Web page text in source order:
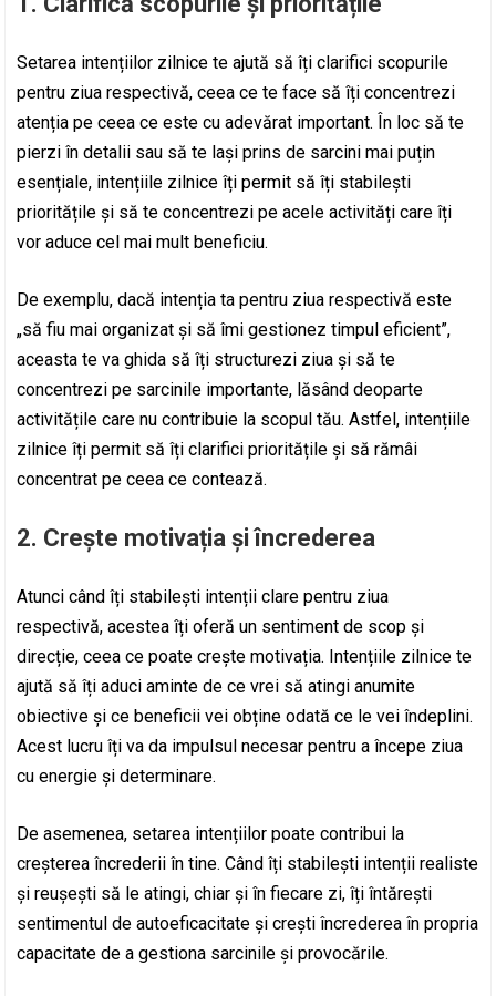
Setarea intențiilor zilnice te ajută să îți clarifici scopurile
pentru ziua respectivă, ceea ce te face să îți concentrezi
atenția pe ceea ce este cu adevărat important. În loc să te
pierzi în detalii sau să te lași prins de sarcini mai puțin
esențiale, intențiile zilnice îți permit să îți stabilești
prioritățile și să te concentrezi pe acele activități care îți
vor aduce cel mai mult beneficiu.
De exemplu, dacă intenția ta pentru ziua respectivă este
„să fiu mai organizat și să îmi gestionez timpul eficient”,
aceasta te va ghida să îți structurezi ziua și să te
concentrezi pe sarcinile importante, lăsând deoparte
activitățile care nu contribuie la scopul tău. Astfel, intențiile
zilnice îți permit să îți clarifici prioritățile și să rămâi
concentrat pe ceea ce contează.
2. Crește motivația și încrederea
Atunci când îți stabilești intenții clare pentru ziua
respectivă, acestea îți oferă un sentiment de scop și
direcție, ceea ce poate crește motivația. Intențiile zilnice te
ajută să îți aduci aminte de ce vrei să atingi anumite
obiective și ce beneficii vei obține odată ce le vei îndeplini.
Acest lucru îți va da impulsul necesar pentru a începe ziua
cu energie și determinare.
De asemenea, setarea intențiilor poate contribui la
creșterea încrederii în tine. Când îți stabilești intenții realiste
și reușești să le atingi, chiar și în fiecare zi, îți întărești
sentimentul de autoeficacitate și crești încrederea în propria
capacitate de a gestiona sarcinile și provocările.